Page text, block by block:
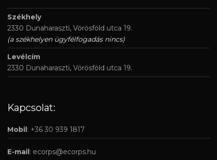
Székhely
2330 Dunaharaszti, Vörösföld utca 19.
(a székhelyen ügyfélfogadás nincs)
Levélcím
2330 Dunaharaszti, Vörösföld utca 19.
Kapcsolat:
Mobil: +36 30 939 1817
E-mail: ecorps@ecorps.hu